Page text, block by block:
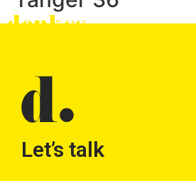
Let’s talk